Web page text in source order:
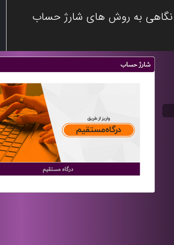
به روش های شارژ حساب